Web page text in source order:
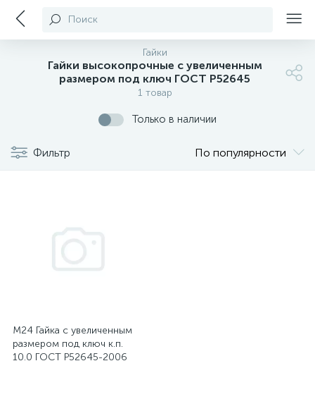
Поиск
Гайки
Гайки высокопрочные с увеличенным
размером под ключ ГОСТ Р52645
1 товар
Только в наличии
Фильтр По популярности
М24 Гайка с увеличенным
размером под ключ к.п.
10.0 ГОСТ Р52645-2006